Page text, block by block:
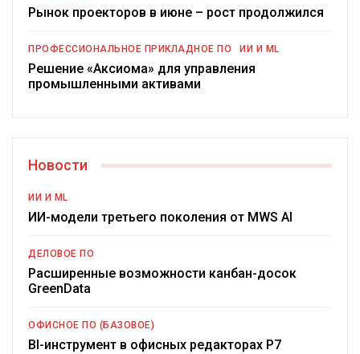
Рынок проекторов в июне – рост продолжился
ПРОФЕССИОНАЛЬНОЕ ПРИКЛАДНОЕ ПО ИИ И ML
Решение «Аксиома» для управления
промышленными активами
Новости
ИИ И ML
ИИ-модели третьего поколения от MWS AI
ДЕЛОВОЕ ПО
Расширенные возможности канбан-досок
GreenData
ОФИСНОЕ ПО (БАЗОВОЕ)
BI-инструмент в офисных редакторах Р7